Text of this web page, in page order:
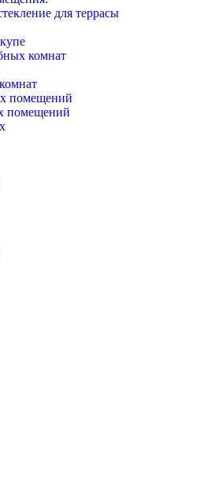
для террасы
комнат
помещений
помещений